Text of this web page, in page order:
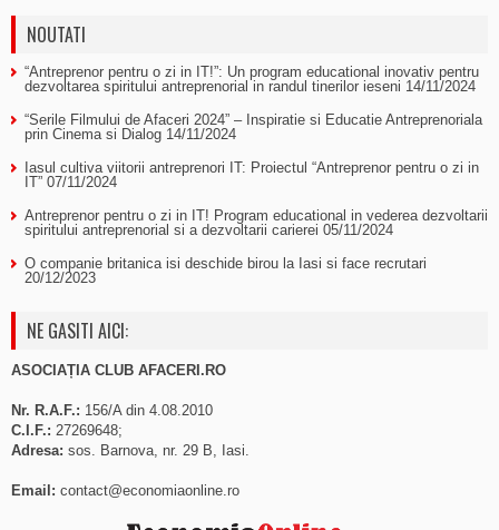
NOUTATI
“Antreprenor pentru o zi in IT!”: Un program educational inovativ pentru
dezvoltarea spiritului antreprenorial in randul tinerilor ieseni 14/11/2024
“Serile Filmului de Afaceri 2024” – Inspiratie si Educatie Antreprenoriala
prin Cinema si Dialog 14/11/2024
Iasul cultiva viitorii antreprenori IT: Proiectul “Antreprenor pentru o zi in
IT” 07/11/2024
Antreprenor pentru o zi in IT! Program educational in vederea dezvoltarii
spiritului antreprenorial si a dezvoltarii carierei 05/11/2024
O companie britanica isi deschide birou la Iasi si face recrutari
20/12/2023
NE GASITI AICI:
ASOCIAȚIA CLUB AFACERI.RO
Nr. R.A.F.: 156/A din 4.08.2010
C.I.F.: 27269648;
Adresa: sos. Barnova, nr. 29 B, Iasi.
Email: contact@economiaonline.ro